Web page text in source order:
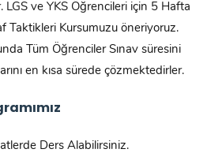
LGS ve YKS Öğrencileri için 5 Hafta
Taktikleri Kursumuzu öneriyoruz.
Tüm Öğrenciler Sınav süresini
en kısa sürede çözmektedirler.
Ders Alabilirsiniz.